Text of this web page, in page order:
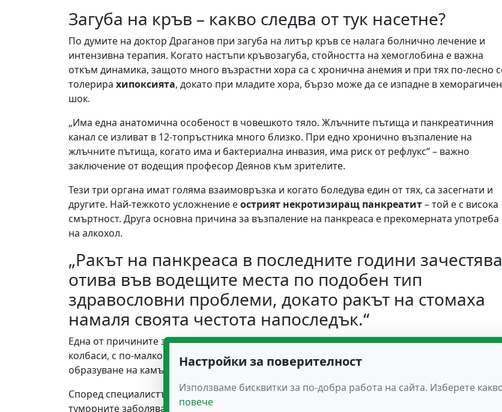
Загуба на кръв – какво следва от тук насетне?
По думите на доктор Драганов при загуба на литър кръв се налага болнично лечение и
интензивна терапия. Когато настъпи кръвозагуба, стойността на хемоглобина е важна
откъм динамика, защото много възрастни хора са с хронична анемия и при тях по-лесно
толерира хипоксията, докато при младите хора, бързо може да се изпадне в хеморагичен
шок.
„Има една анатомична особеност в човешкото тяло. Жлъчните пътища и панкреатичния
канал се изливат в 12-топръстника много близко. При едно хронично възпаление на
жлъчните пътища, когато има и бактериална инвазия, има риск от рефлукс“ – важно
заключение от водещия професор Деянов към зрителите.
Тези три органа имат голяма взаимовръзка и когато боледува един от тях, са засегнати и
другите. Най-тежкото усложнение еострият некротизиращ панкреатит– той е с висока
смъртност. Друга основна причина за възпаление на панкреаса е прекомерната употреба
на алкохол.
„Ракът на панкреаса в последните години
отива във водещите места по подобен тип
здравословни проблеми, докато ракът на стомаха
намаля своята честота напоследък.“
Една от причините затова е начинът на хранене – с повече мазнини, преработени меса и
колбаси, с по-малко фибри, плодове и зеленчуци. Точно подобен тип диети влияе за
образуване на камъни в жлъчния мехур.
Според специалистът от клиниката към Александровска болница около 30 процента от
туморните заболявания, свързани с неговата дейност, се причиняват от вируси. Други
Настройки за поверителност
Използваме бисквитки за по-добра работа на сайта. Изберете
повече